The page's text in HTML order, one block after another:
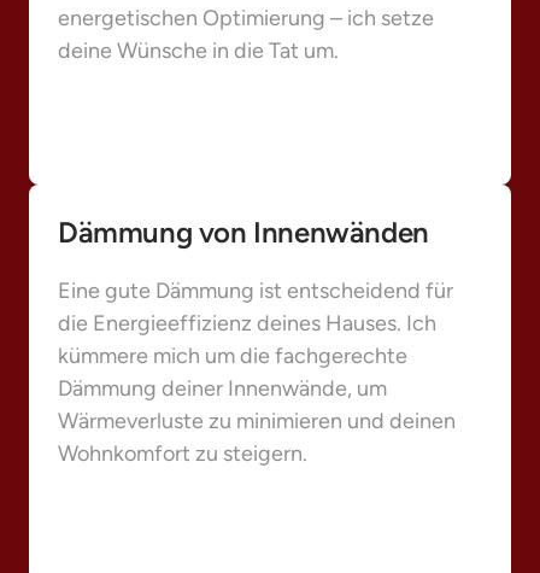
energetischen Optimierung – ich setze
deine Wünsche in die Tat um.
Dämmung von Innenwänden
Eine gute Dämmung ist entscheidend für
die Energieeffizienz deines Hauses. Ich
kümmere mich um die fachgerechte
Dämmung deiner Innenwände, um
Wärmeverluste zu minimieren und deinen
Wohnkomfort zu steigern.